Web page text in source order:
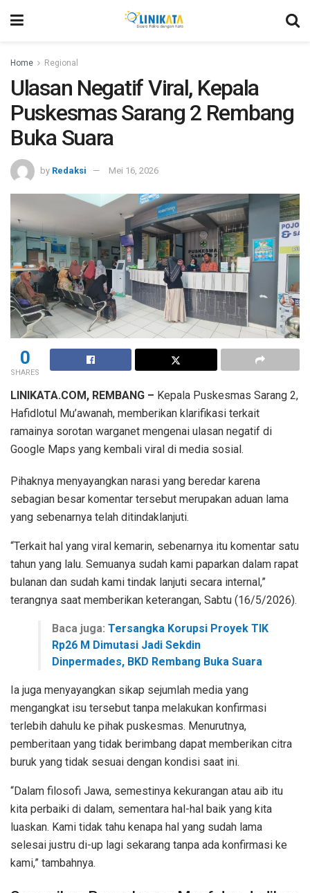
Home Regional
Ulasan Negatif Viral, Kepala
Puskesmas Sarang 2 Rembang
Buka Suara
by Redaksi Mei 16, 2026
0
SHARES
LINIKATA.COM, REMBANG – Kepala Puskesmas Sarang 2,
Hafidlotul Mu’awanah, memberikan klarifikasi terkait
ramainya sorotan warganet mengenai ulasan negatif di
Google Maps yang kembali viral di media sosial.
Pihaknya menyayangkan narasi yang beredar karena
sebagian besar komentar tersebut merupakan aduan lama
yang sebenarnya telah ditindaklanjuti.
“Terkait hal yang viral kemarin, sebenarnya itu komentar satu
tahun yang lalu. Semuanya sudah kami paparkan dalam rapat
bulanan dan sudah kami tindak lanjuti secara internal,”
terangnya saat memberikan keterangan, Sabtu (16/5/2026).
Baca juga: Tersangka Korupsi Proyek TIK
Rp26 M Dimutasi Jadi Sekdin
Dinpermades, BKD Rembang Buka Suara
Ia juga menyayangkan sikap sejumlah media yang
mengangkat isu tersebut tanpa melakukan konfirmasi
terlebih dahulu ke pihak puskesmas. Menurutnya,
pemberitaan yang tidak berimbang dapat memberikan citra
buruk yang tidak sesuai dengan kondisi saat ini.
“Dalam filosofi Jawa, semestinya kekurangan atau aib itu
kita perbaiki di dalam, sementara hal-hal baik yang kita
luaskan. Kami tidak tahu kenapa hal yang sudah lama
selesai justru di-up lagi sekarang tanpa ada konfirmasi ke
kami,” tambahnya.